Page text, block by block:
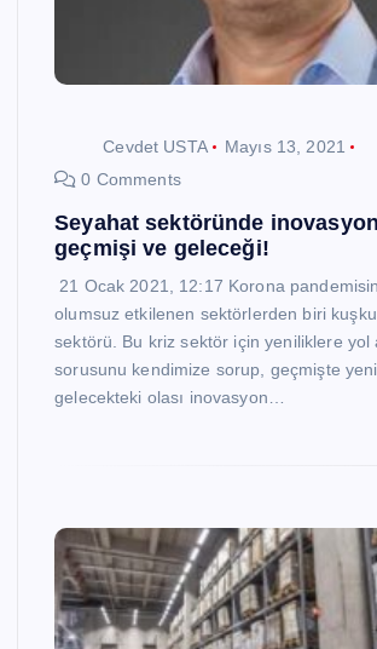
Cevdet USTA
Mayıs 13, 2021
0 Comments
Seyahat sektöründe
geçmişi ve geleceği!
21 Ocak 2021, 12:17 Korona
olumsuz etkilenen sektörlerden biri
sektörü. Bu kriz sektör için yeniliklere yol
sorusunu kendimize sorup, geçmişte
gelecekteki olası inovasyon…